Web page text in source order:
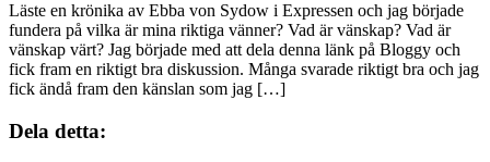
Läste en krönika av Ebba von Sydow i Expressen och jag började
fundera på vilka är mina riktiga vänner? Vad är vänskap? Vad är
vänskap värt? Jag började med att dela denna länk på Bloggy och
fick fram en riktigt bra diskussion. Många svarade riktigt bra och jag
fick ändå fram den känslan som jag […]
Dela detta: